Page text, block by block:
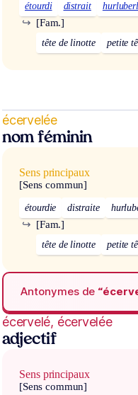
étourdi distrait
[Fam.]
↪
tête de linotte petite
écervelée
nom féminin
Sens principaux
[Sens commun]
étourdie distraite
[Fam.]
↪
tête de linotte petite
Antonymes de
écervelé, écervelée
adjectif
Sens principaux
[Sens commun]